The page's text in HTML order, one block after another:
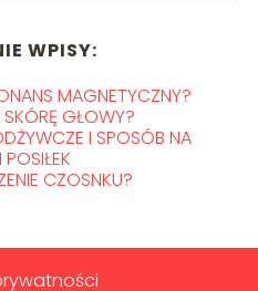
WPISY:
MAGNETYCZNY?
GŁOWY?
I SPOSÓB NA
POSIŁEK
CZOSNKU?